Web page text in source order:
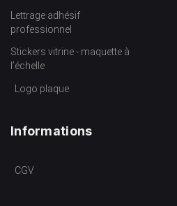
Lettrage adhésif
professionnel
Stickers vitrine - maquette à
l’échelle
Logo plaque
Informations
CGV